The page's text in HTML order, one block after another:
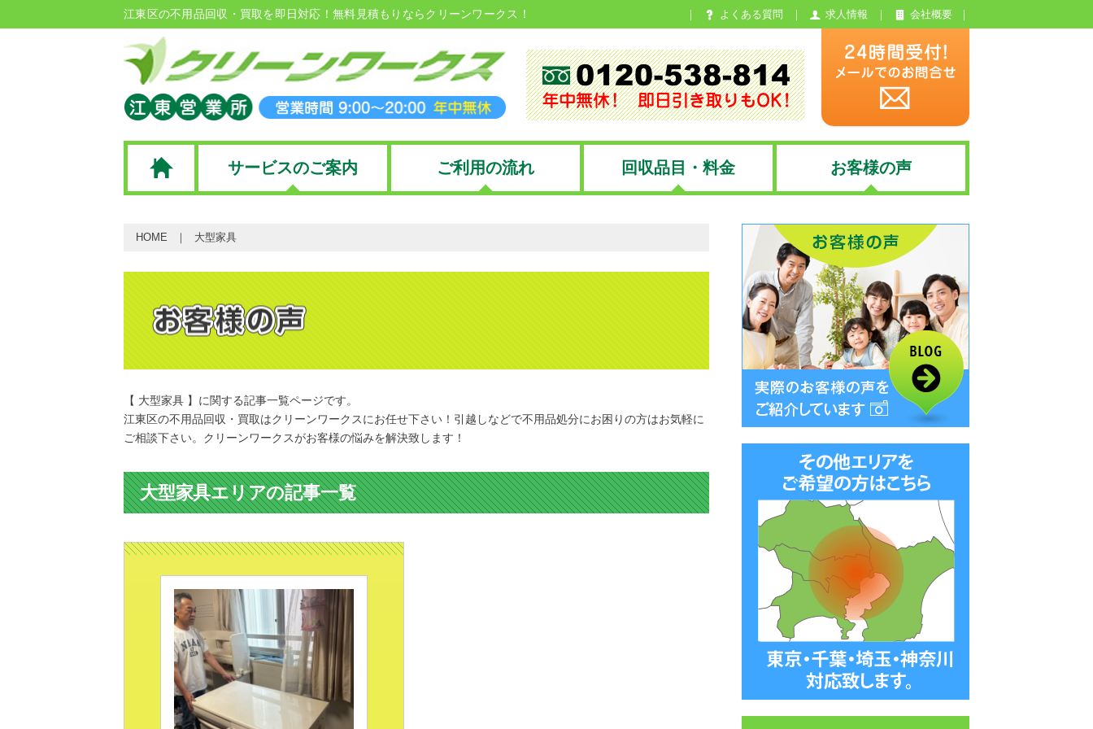
江東区の不用品回収・買取を即日対応！無料見積もりならクリーンワークス！ よくある質問 求人情報 会社概要
サービスのご案内 ご利用の流れ 回収品目・料金 お客様の声
HOME 大型家具
【 大型家具 】に関する記事一覧ページです。
江東区の不用品回収・買取はクリーンワークスにお任せ下さい！引越しなどで不用品処分にお困りの方はお気軽に
ご相談下さい。クリーンワークスがお客様の悩みを解決致します！
大型家具エリアの記事一覧